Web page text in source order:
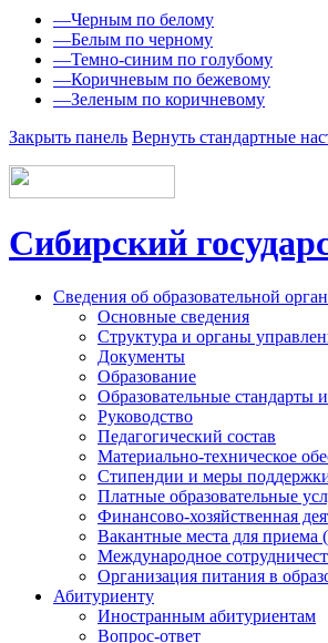
—Черным по белому
—Белым по черному
—Темно-синим по голубому
—Коричневым по бежевому
—Зеленым по коричневому
Закрыть панель Вернуть стандартные
Сибирский
Сведения об образовательной
Основные сведения
Структура и органы
Документы
Образование
Образовательные стандарты
Руководство
Педагогический состав
Материально-техническое
Стипендии и меры
Платные образовательные
Финансово-хозяйственная
Вакантные места для приема
Международное
Организация питания в
Абитуриенту
Иностранным абитуриентам
Вопрос-ответ